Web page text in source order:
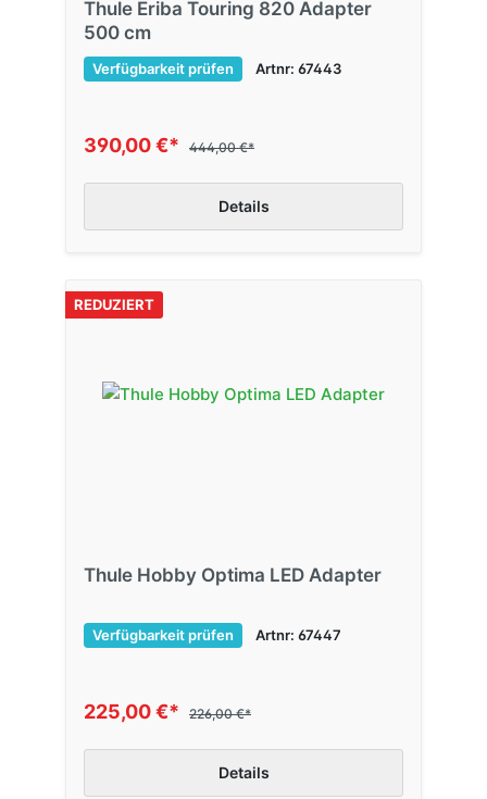
Thule Eriba Touring 820 Adapter
500 cm
Verfügbarkeit prüfen Artnr: 67443
390,00 €* 444,00 €*
Details
REDUZIERT
Thule Hobby Optima LED Adapter
Verfügbarkeit prüfen Artnr: 67447
225,00 €* 226,00 €*
Details